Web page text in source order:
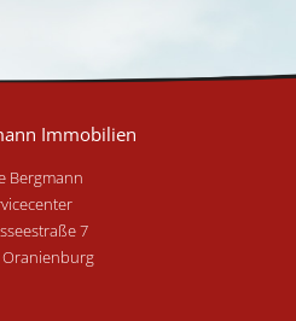
Immobilien
Bergmann
7
Oranienburg